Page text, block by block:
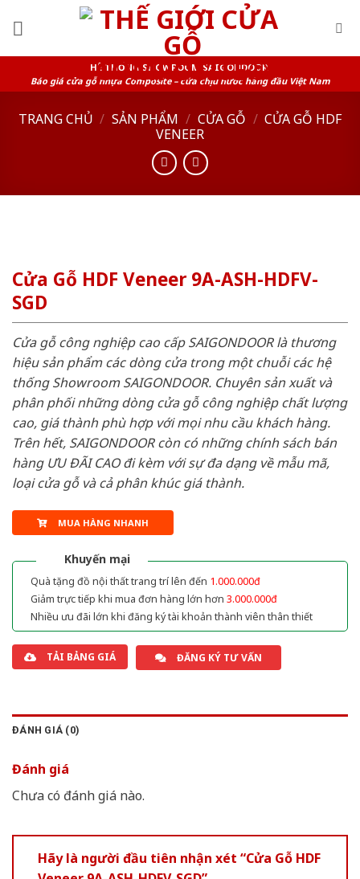
HỆ THỐNG SHOWROOM SAIGONDOOR
Báo giá cửa gỗ nhựa Composite – cửa chịu nước hàng đầu Việt Nam
TRANG CHỦ / SẢN PHẨM / CỬA GỖ / CỬA GỖ HDF
VENEER
Cửa Gỗ HDF Veneer 9A-ASH-HDFV-
SGD
Cửa gỗ công nghiệp cao cấp SAIGONDOOR là thương
hiệu sản phẩm các dòng cửa trong một chuỗi các hệ
thống Showroom SAIGONDOOR. Chuyên sản xuất và
phân phối những dòng cửa gỗ công nghiệp chất lượng
cao, giá thành phù hợp với mọi nhu cầu khách hàng.
Trên hết, SAIGONDOOR còn có những chính sách bán
hàng ƯU ĐÃI CAO đi kèm với sự đa dạng về mẫu mã,
loại cửa gỗ và cả phân khúc giá thành.
MUA HÀNG NHANH
Khuyến mại
Quà tặng đồ nội thất trang trí lên đến 1.000.000đ
Giảm trực tiếp khi mua đơn hàng lớn hơn 3.000.000đ
Nhiều ưu đãi lớn khi đăng ký tài khoản thành viên thân thiết
TẢI BẢNG GIÁ ĐĂNG KÝ TƯ VẤN
ĐÁNH GIÁ (0)
Đánh giá
Chưa có đánh giá nào.
Hãy là người đầu tiên nhận xét “Cửa Gỗ HDF